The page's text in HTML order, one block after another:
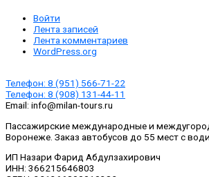
Войти
Лента записей
Лента комментариев
WordPress.org
Телефон: 8 (951) 566-71-22
Телефон: 8 (908) 131-44-11
Email: info@milan-tours.ru
Пассажирские международные и
Воронеже. Заказ автобусов до 55 мест с
ИП Назари Фарид Абдулзахирович
ИНН: 366215646803